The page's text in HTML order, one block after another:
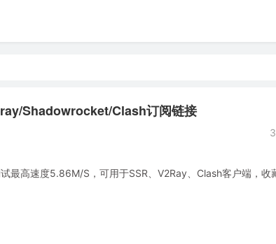
Shadowrocket/Clash订阅链接
最高速度5.86M/S，可用于SSR、V2Ray、Clash客户端，收